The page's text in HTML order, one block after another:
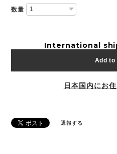
数量
International
Add
日本国内にお
通報する